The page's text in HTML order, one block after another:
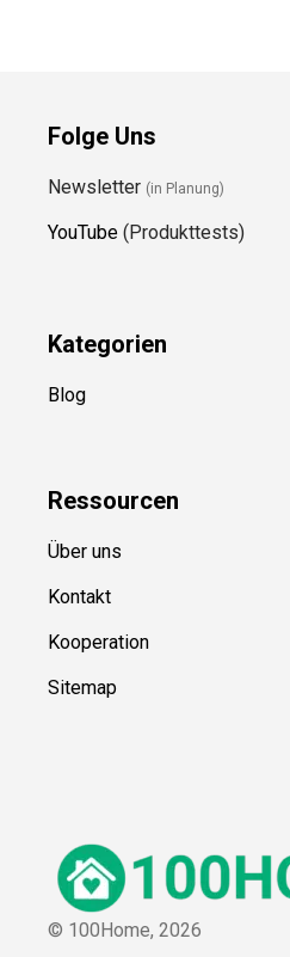
Folge Uns
Newsletter (in Planung)
YouTube (Produkttests)
Kategorien
Blog
Ressourcen
Über uns
Kontakt
Kooperation
Sitemap
© 100Home, 2026